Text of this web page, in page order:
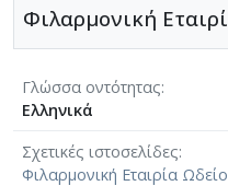
Φιλαρμονική
Γλώσσα οντότητας
Ελληνικά
Σχετικές ιστοσελίδες
Φιλαρμονική Εταιρία